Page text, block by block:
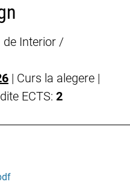
de Interior /
| Curs la alegere |
ECTS: 2